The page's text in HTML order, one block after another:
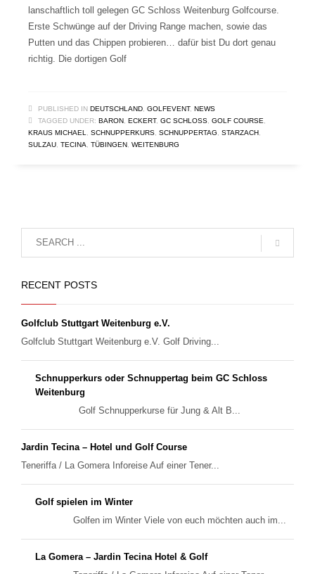
lanschaftlich toll gelegen GC Schloss Weitenburg Golfcourse.
Erste Schwünge auf der Driving Range machen, sowie das
Putten und das Chippen probieren… dafür bist Du dort genau
richtig. Die dortigen Golf
PUBLISHED IN DEUTSCHLAND GOLFEVENT, NEWS
TAGGED UNDER: BARON ECKERT, GC SCHLOSS GOLF COURSE
KRAUS MICHAEL
SCHNUPPERKURS SCHNUPPERTAG STARZACH
SULZAU TECINA TÜBINGEN WEITENBURG
RECENT POSTS
Golfclub Stuttgart Weitenburg e.V.
Golfclub Stuttgart Weitenburg e.V. Golf Driving...
Schnupperkurs oder Schnuppertag beim GC Schloss
Weitenburg
Golf Schnupperkurse für Jung & Alt B...
Jardin Tecina – Hotel und Golf Course
Teneriffa / La Gomera Inforeise Auf einer Tener...
Golf spielen im Winter
Golfen im Winter Viele von euch möchten auch im...
La Gomera – Jardin Tecina Hotel & Golf